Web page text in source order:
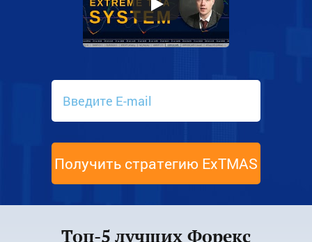
Получить стратегию ExTMAS
Топ-5 лучших Форекс